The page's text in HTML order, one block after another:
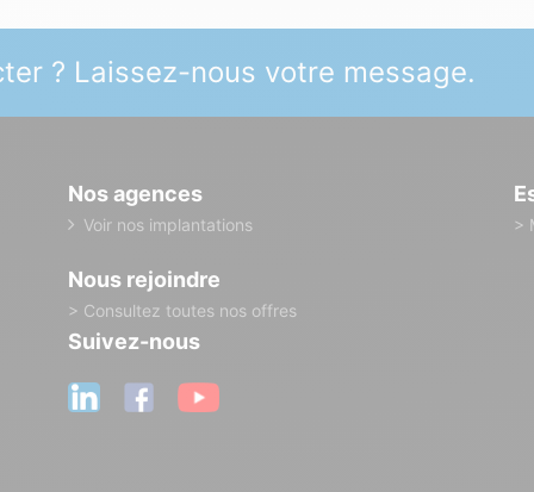
? Laissez-nous votre message.
Nos agences
Voir nos implantations
Nous rejoindre
> Consultez toutes nos offres
Suivez-nous
>